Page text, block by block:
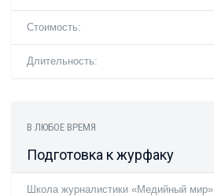
Стоимость:
Длительность:
В ЛЮБОЕ ВРЕМЯ
Подготовка к журфаку
Школа журналистики «Медийный мир»